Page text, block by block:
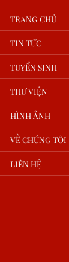
TRANG CHỦ
TIN TỨC
TUYỂN SINH
THƯ VIỆN
HÌNH ẢNH
VỀ CHÚNG TÔI
LIÊN HỆ